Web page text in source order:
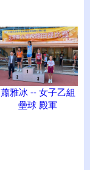
蕭雅冰 -- 女子乙組
壘球 殿軍